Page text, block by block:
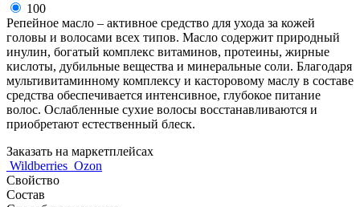
100
Репейное масло – активное средство для ухода за кожей
головы и волосами всех типов. Масло содержит природный
инулин, богатый комплекс витаминов, протеины, жирные
кислоты, дубильные вещества и минеральные соли. Благодаря
мультивитаминному комплексу и касторовому маслу в составе
средства обеспечивается интенсивное, глубокое питание
волос. Ослабленные сухие волосы восстанавливаются и
приобретают естественный блеск.
Заказать на маркетплейсах
Wildberries Ozon
Свойство
Состав